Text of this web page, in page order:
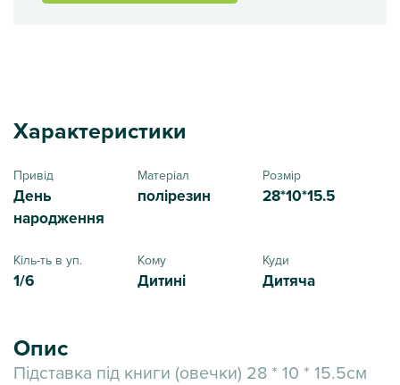
Характеристики
Привід
День
народження
Матеріал
полірезин
Розмір
28*10*15.5
Кіль-ть в уп.
1/6
Кому
Дитині
Куди
Дитяча
Опис
Підставка під книги (овечки) 28 * 10 * 15.5см